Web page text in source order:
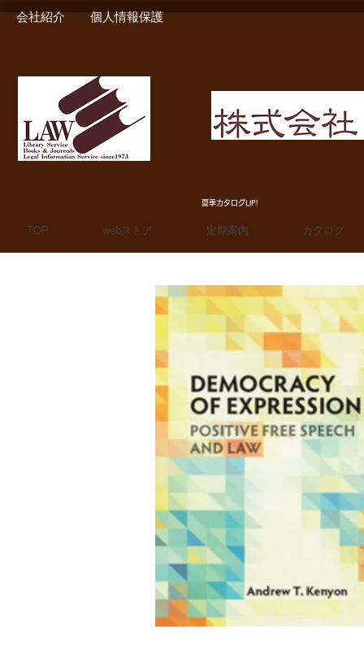
会社紹介 個人情報保護
夏季カタログUP!
TOP webストア 定期案内 カタログ